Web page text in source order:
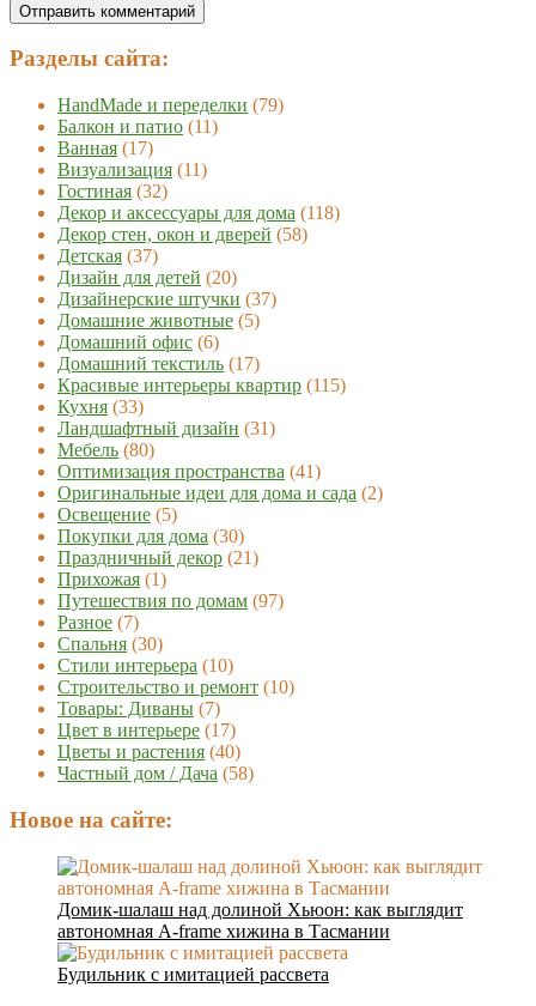
Разделы сайта:
HandMade и переделки (79)
Балкон и патио (11)
Ванная (17)
Визуализация (11)
Гостиная (32)
Декор и аксессуары для дома (118)
Декор стен, окон и дверей (58)
Детская (37)
Дизайн для детей (20)
Дизайнерские штучки (37)
Домашние животные (5)
Домашний офис (6)
Домашний текстиль (17)
Красивые интерьеры квартир (115)
Кухня (33)
Ландшафтный дизайн (31)
Мебель (80)
Оптимизация пространства (41)
Оригинальные идеи для дома и сада (2)
Освещение (5)
Покупки для дома (30)
Праздничный декор (21)
Прихожая (1)
Путешествия по домам (97)
Разное (7)
Спальня (30)
Стили интерьера (10)
Строительство и ремонт (10)
Товары: Диваны (7)
Цвет в интерьере (17)
Цветы и растения (40)
Частный дом / Дача (58)
Новое на сайте:
Домик-шалаш над долиной Хьюон: как выглядит
автономная A-frame хижина в Тасмании
Будильник с имитацией рассвета